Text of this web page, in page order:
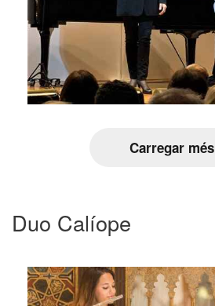
Carregar més
Duo Calíope